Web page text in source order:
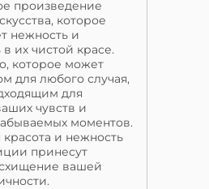
произведение
которое
нежность и
в их чистой красе.
которое может
для любого случая,
для
чувств и
моментов.
и нежность
принесут
вашей